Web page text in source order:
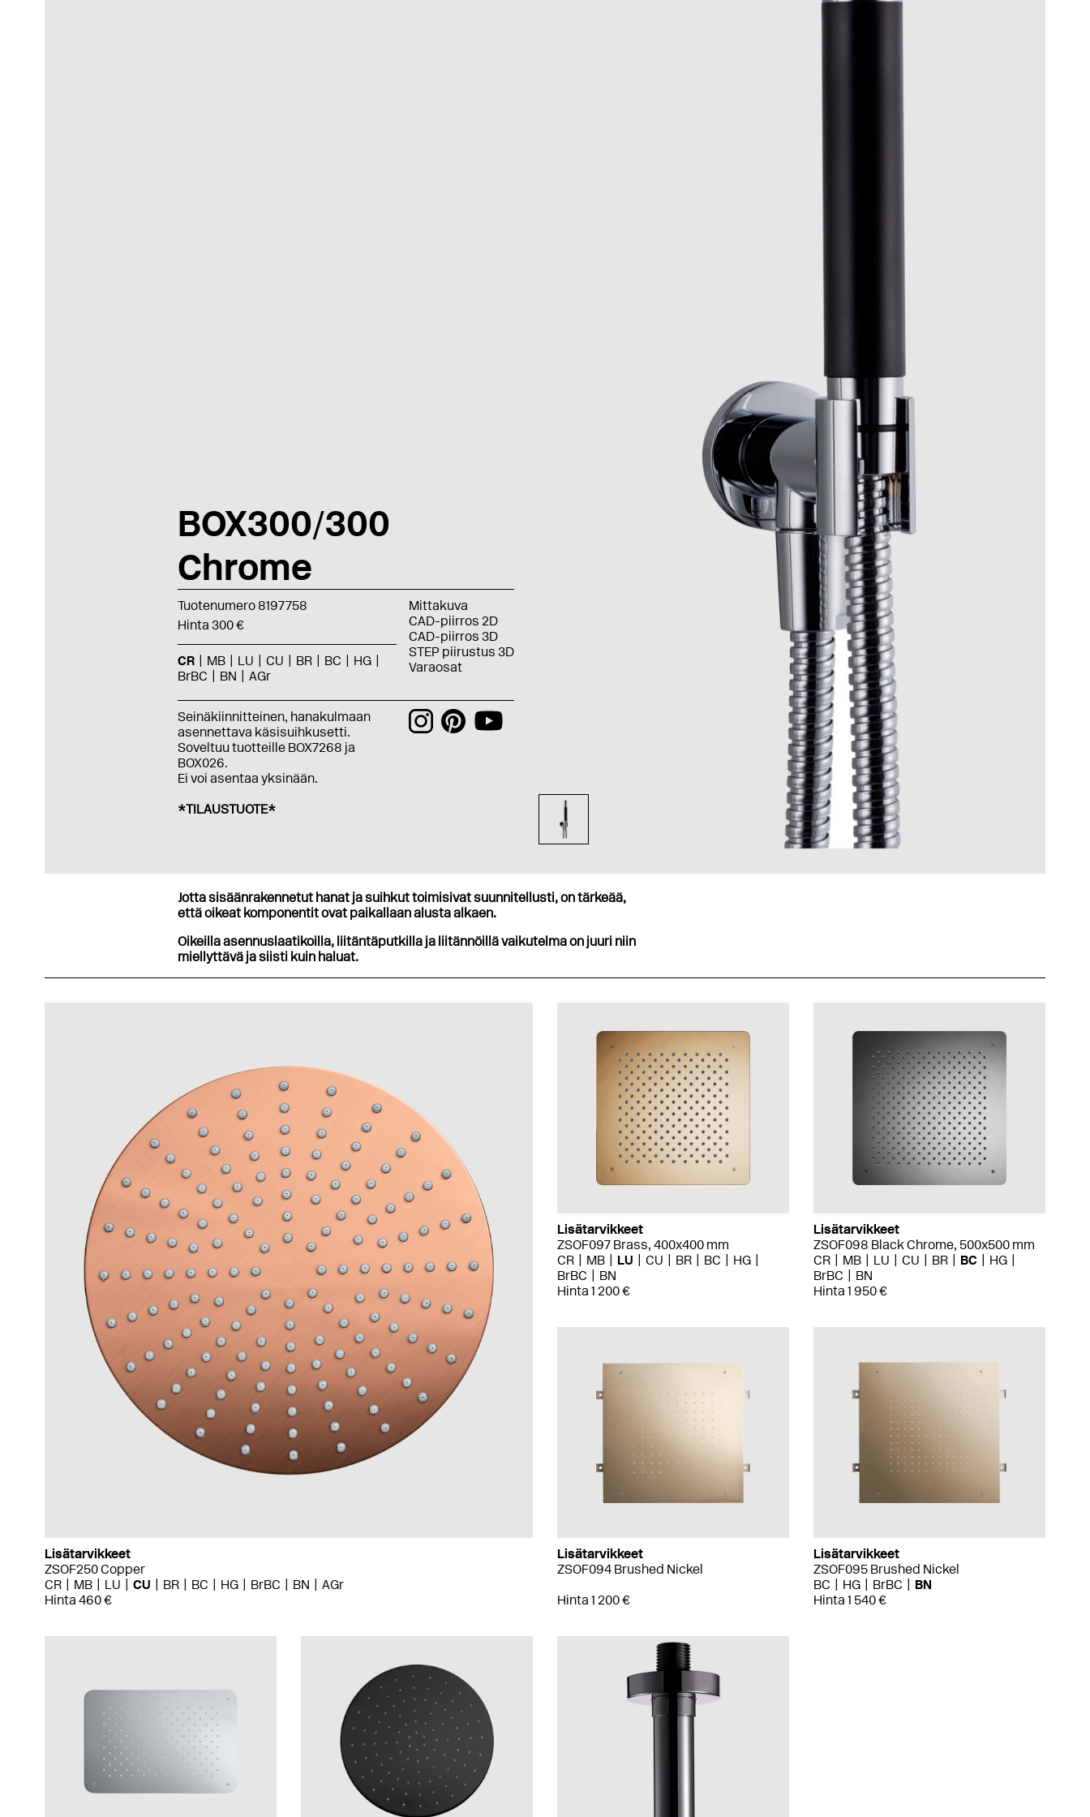
BOX300/300
Chrome
Tuotenumero 8197758
Hinta 300 €
CR MB LU CU BR BC
HG
BrBC
BN AGr
Mittakuva
CAD-piirros 2D
CAD-piirros 3D
STEP piirustus 3D
Varaosat
Seinäkiinnitteinen, hanakulmaan
asennettava käsisuihkusetti.
Soveltuu tuotteille BOX7268 ja
BOX026.
Ei voi asentaa yksinään.
*TILAUSTUOTE*
Jotta sisäänrakennetut hanat ja suihkut toimisivat suunnitellusti, on tärkeää,
että oikeat komponentit ovat paikallaan alusta alkaen.
Oikeilla asennuslaatikoilla, liitäntäputkilla ja liitännöillä vaikutelma on juuri niin
miellyttävä ja siisti kuin haluat.
Lisätarvikkeet
ZSOF250 Copper
CR
MB LU CU BR BC HG BrBC BN
AGr
Hinta 460 €
Lisätarvikkeet
ZSOF097 Brass, 400x400 mm
CR
MB LU CU BR BC
HG
BrBC
BN
Hinta 1 200 €
Lisätarvikkeet
ZSOF098 Black Chrome, 500x500 mm
CR
MB LU CU BR BC
HG
BrBC
BN
Hinta 1 950 €
Lisätarvikkeet
ZSOF094 Brushed Nickel
Hinta 1 200 €
Lisätarvikkeet
ZSOF095 Brushed Nickel
BC
HG BrBC
BN
Hinta 1 540 €